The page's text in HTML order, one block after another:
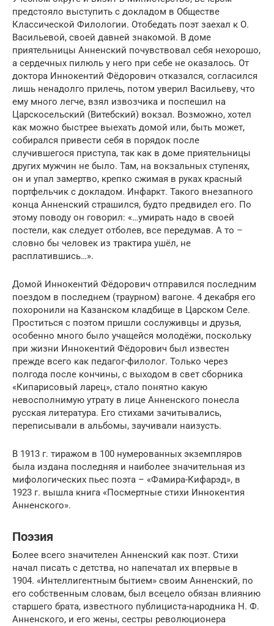
предстояло выступить с докладом в Обществе
Классической Филологии. Отобедать поэт заехал к О.
Васильевой, своей давней знакомой. В доме
приятельницы Анненский почувствовал себя нехорошо,
а сердечных пилюль у него при себе не оказалось. От
доктора Иннокентий Фёдорович отказался, согласился
лишь ненадолго прилечь, потом уверил Васильеву, что
ему много легче, взял извозчика и поспешил на
Царскосельский (Витебский) вокзал. Возможно, хотел
как можно быстрее выехать домой или, быть может,
собирался привести себя в порядок после
случившегося приступа, так как в доме приятельницы
других мужчин не было. Там, на вокзальных ступенях,
он и упал замертво, крепко сжимая в руках красный
портфельчик с докладом. Инфаркт. Такого внезапного
конца Анненский страшился, будто предвидел его. По
этому поводу он говорил: «…умирать надо в своей
постели, как следует отболев, все передумав. А то –
словно бы человек из трактира ушёл, не
расплатившись…».
Домой Иннокентий Фёдорович отправился последним
поездом в последнем (траурном) вагоне. 4 декабря его
похоронили на Казанском кладбище в Царском Селе.
Проститься с поэтом пришли сослуживцы и друзья,
особенно много было учащейся молодёжи, поскольку
при жизни Иннокентий Фёдорович был известен
прежде всего как педагог-филолог. Только через
полгода после кончины, с выходом в свет сборника
«Кипарисовый ларец», стало понятно какую
невосполнимую утрату в лице Анненского понесла
русская литература. Его стихами зачитывались,
переписывали в альбомы, заучивали наизусть.
В 1913 г. тиражом в 100 нумерованных экземпляров
была издана последняя и наиболее значительная из
мифологических пьес поэта – «Фамира-Кифарэд», в
1923 г. вышла книга «Посмертные стихи Иннокентия
Анненского».
Поэзия
Более всего значителен Анненский как поэт. Стихи
начал писать с детства, но напечатал их впервые в
1904. «Интеллигентным бытием» своим Анненский, по
его собственным словам, был всецело обязан влиянию
старшего брата, известного публициста-народника Н. Ф.
Анненского, и его жены, сестры революционера